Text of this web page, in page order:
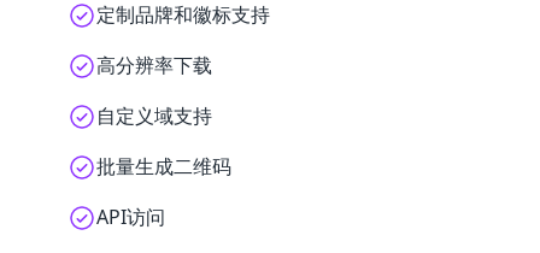
定制品牌和徽标支持
高分辨率下载
自定义域支持
批量生成二维码
API访问